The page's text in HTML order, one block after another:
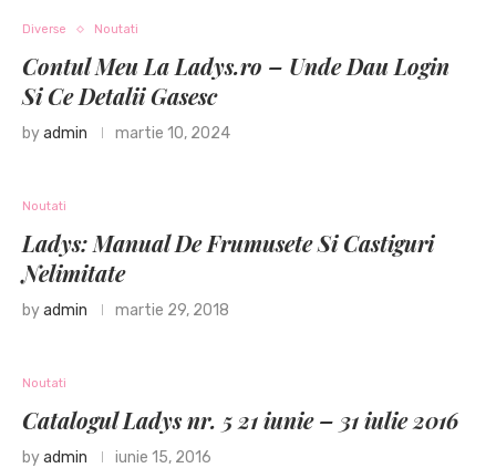
Diverse Noutati
Contul Meu La Ladys.ro – Unde Dau Login
Si Ce Detalii Gasesc
byadmin martie 10, 2024
Noutati
Ladys: Manual De Frumusete Si Castiguri
Nelimitate
byadmin martie 29, 2018
Noutati
Catalogul Ladys nr. 5 21 iunie – 31 iulie 2016
byadmin iunie 15, 2016